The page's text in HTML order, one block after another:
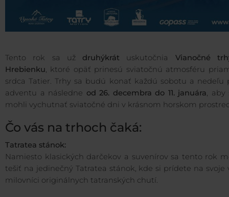
Tento rok sa už druhýkrát uskutočnia Vianočné
Hrebienku, ktoré opäť prinesú sviatočnú atmosféru
srdca Tatier. Trhy sa budú konať každú sobotu a nedeľu
adventu a následne od 26. decembra do 11. januára, aby
mohli vychutnať sviatočné dni v krásnom horskom
Čo vás na trhoch čaká:
Tatratea stánok:
Namiesto klasických darčekov a suvenírov sa tento rok
tešiť na jedinečný Tatratea stánok, kde si prídete na svoje
milovníci originálnych tatranských chutí.